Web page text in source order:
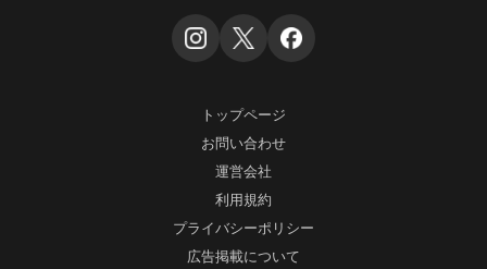
トップページ
お問い合わせ
運営会社
利用規約
プライバシーポリシー
広告掲載について